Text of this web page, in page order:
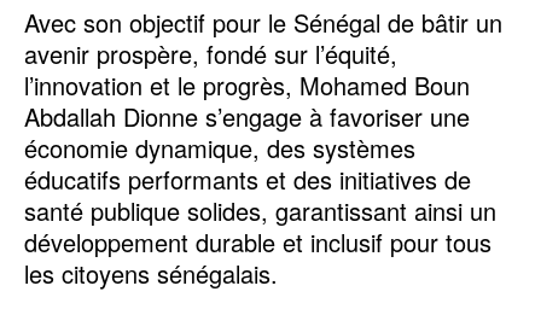
Avec son objectif pour le Sénégal de bâtir un
avenir prospère, fondé sur l’équité,
l’innovation et le progrès, Mohamed Boun
Abdallah Dionne s’engage à favoriser une
économie dynamique, des systèmes
éducatifs performants et des initiatives de
santé publique solides, garantissant ainsi un
développement durable et inclusif pour tous
les citoyens sénégalais.